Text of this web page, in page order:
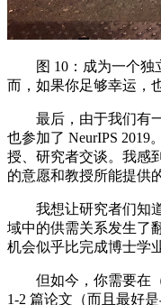
图 10：成为一个独
而，如果你足够幸运，
最后，由于我们有一
也参加了 NeurIPS
授、研究者交谈。我感
的意愿和教授所能提供
我想让研究者们知道
域中的供需关系发生了
机会似乎比完成博士学
但如今，你需要在（
1-2 篇论文（而且最好